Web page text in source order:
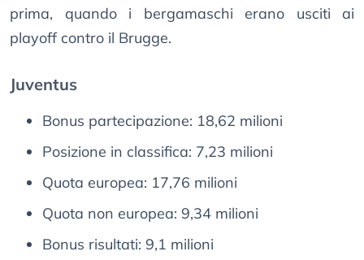
prima, quando i bergamaschi erano usciti ai
playoff contro il Brugge.
Juventus
Bonus partecipazione: 18,62 milioni
Posizione in classifica: 7,23 milioni
Quota europea: 17,76 milioni
Quota non europea: 9,34 milioni
Bonus risultati: 9,1 milioni